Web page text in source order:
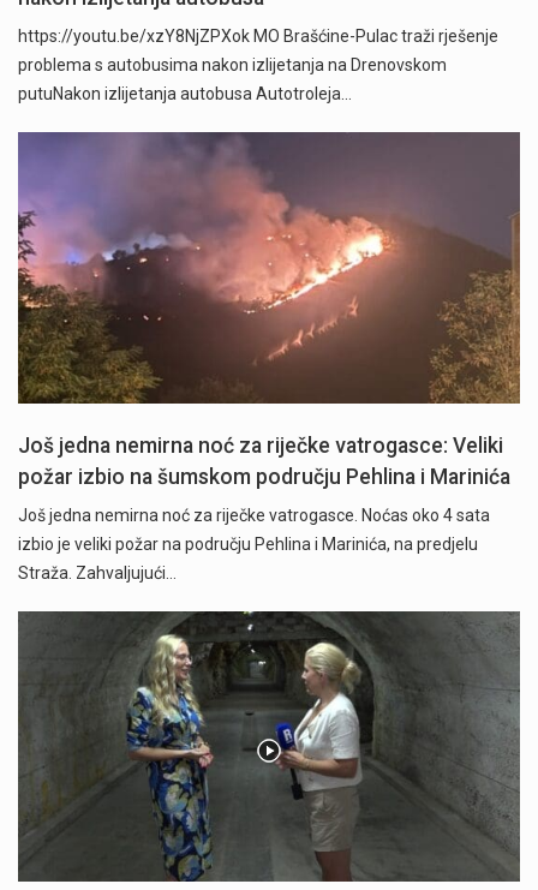
https://youtu.be/xzY8NjZPXok MO Brašćine-Pulac traži rješenje
problema s autobusima nakon izlijetanja na Drenovskom
putuNakon izlijetanja autobusa Autotroleja…
Još jedna nemirna noć za riječke vatrogasce: Veliki
požar izbio na šumskom području Pehlina i Marinića
Još jedna nemirna noć za riječke vatrogasce. Noćas oko 4 sata
izbio je veliki požar na području Pehlina i Marinića, na predjelu
Straža. Zahvaljujući…